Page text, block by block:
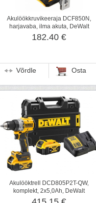
Akulöökkruvikeeraja DCF850N,
harjavaba, ilma akuta, DeWalt
182.40 €
Võrdle Osta
Akulööktrell DCD805P2T-QW,
komplekt, 2x5,0Ah, DeWalt